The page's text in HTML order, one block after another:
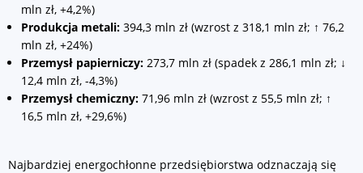
mln zł, +4,2%)
Produkcja metali: 394,3 mln zł (wzrost z 318,1 mln zł; ↑ 76,2
mln zł, +24%)
Przemysł papierniczy: 273,7 mln zł (spadek z 286,1 mln zł; ↓
12,4 mln zł, -4,3%)
Przemysł chemiczny: 71,96 mln zł (wzrost z 55,5 mln zł; ↑
16,5 mln zł, +29,6%)
Najbardziej energochłonne przedsiębiorstwa odznaczają się